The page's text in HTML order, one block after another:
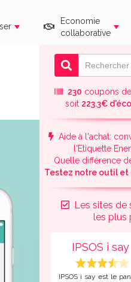
Economie
collaborative
230 coupons
soit 223.3€
Aide à l'achat:
l'Etiquette
Quelle différence
Testez notre outil et
Les sites de
les plus
IPSOS i say
IPSOS i say est le